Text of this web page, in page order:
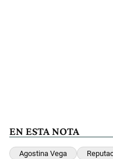
EN ESTA NOTA
Agostina Vega